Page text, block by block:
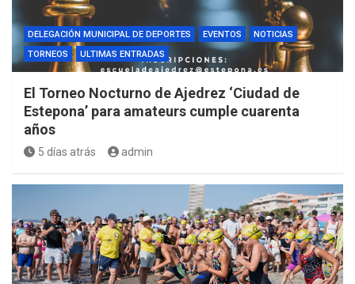
DELEGACIÓN MUNICIPAL DE DEPORTES EVENTOS
NOTICIAS
TORNEOS
ULTIMAS ENTRADAS
El Torneo Nocturno de Ajedrez ‘Ciudad de
Estepona’ para amateurs cumple cuarenta
años
5 días atrás admin